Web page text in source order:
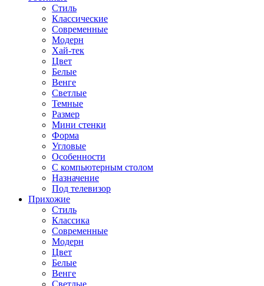
Стиль
Классические
Современные
Модерн
Хай-тек
Цвет
Белые
Венге
Светлые
Темные
Размер
Мини стенки
Форма
Угловые
Особенности
С компьютерным столом
Назначение
Под телевизор
Прихожие
Стиль
Классика
Современные
Модерн
Цвет
Белые
Венге
Светлые